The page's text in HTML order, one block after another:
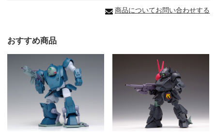
商品についてお問い合わせする
おすすめ商品